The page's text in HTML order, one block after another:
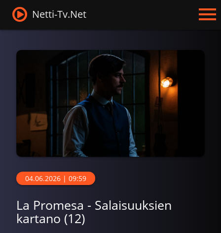
Netti-Tv.Net
04.06.2026 | 09:59
La Promesa - Salaisuuksien
kartano (12)